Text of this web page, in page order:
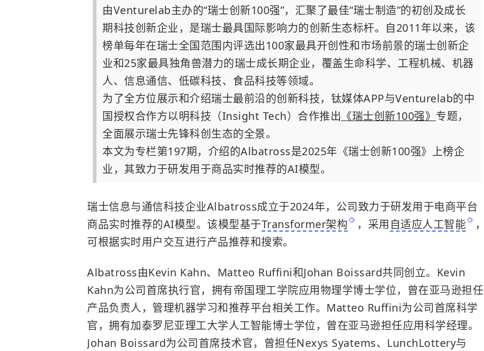
由Venturelab主办的“瑞士创新100强”，汇聚了最佳“瑞士制造”的初创及成长
期科技创新企业，是瑞士最具国际影响力的创新生态标杆。自2011年以来，该
榜单每年在瑞士全国范围内评选出100家最具开创性和市场前景的瑞士创新企
业和25家最具独角兽潜力的瑞士成长期企业，覆盖生命科学、工程机械、机器
人、信息通信、低碳科技、食品科技等领域。
为了全方位展示和介绍瑞士最前沿的创新科技，钛媒体APP与Venturelab的中
国授权合作方以明科技（Insight Tech）合作推出 《瑞士创新100强》 专题，
全面展示瑞士先锋科创生态的全景。
本文为专栏第197期，介绍的Albatross是2025年《瑞士创新100强》上榜企
业，其致力于研发用于商品实时推荐的AI模型。
瑞士信息与通信科技企业Albatross成立于2024年，公司致力于研发用于电商平台
商品实时推荐的AI模型。该模型基于Transformer架构 ，采用 自适应人工智能
，
可根据实时用户交互进行产品推荐和搜索。
Albatross由Kevin Kahn、Matteo Ruffini和Johan Boissard共同创立。Kevin
Kahn为公司首席执行官，拥有帝国理工学院应用物理学博士学位，曾在亚马逊担任
产品负责人，管理机器学习和推荐平台相关工作。Matteo Ruffini为公司首席科学
官，拥有加泰罗尼亚理工大学人工智能博士学位，曾在亚马逊担任应用科学经理。
Johan Boissard为公司首席技术官，曾担任Nexys Syatems、LunchLottery与